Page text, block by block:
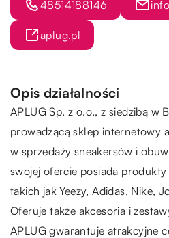
48514188146
aplug.pl
Opis działalności
APLUG Sp. z o.o., z siedzibą w
prowadzącą sklep internetowy
w sprzedaży sneakersów i
swojej ofercie posiada
takich jak Yeezy, Adidas, Nike,
Oferuje także akcesoria i
APLUG gwarantuje atrakcyjne